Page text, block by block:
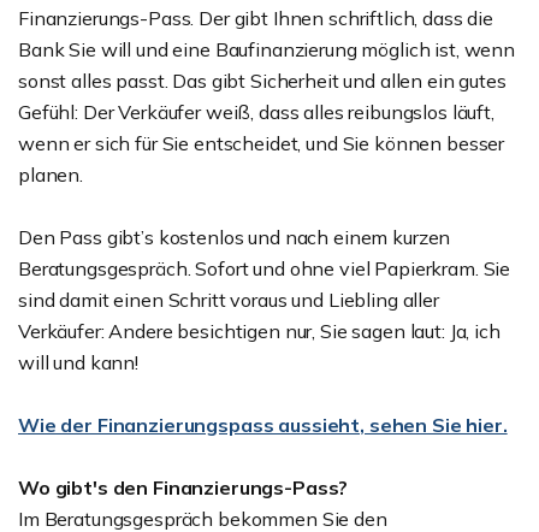
Finanzierungs-Pass. Der gibt Ihnen schriftlich, dass die
Bank Sie will und eine Baufinanzierung möglich ist, wenn
sonst alles passt. Das gibt Sicherheit und allen ein gutes
Gefühl: Der Verkäufer weiß, dass alles reibungslos läuft,
wenn er sich für Sie entscheidet, und Sie können besser
planen.
Den Pass gibt’s kostenlos und nach einem kurzen
Beratungsgespräch. Sofort und ohne viel Papierkram. Sie
sind damit einen Schritt voraus und Liebling aller
Verkäufer: Andere besichtigen nur, Sie sagen laut: Ja, ich
will und kann!
Wie der Finanzierungspass aussieht, sehen Sie hier.
Wo gibt's den Finanzierungs-Pass?
Im Beratungsgespräch bekommen Sie den